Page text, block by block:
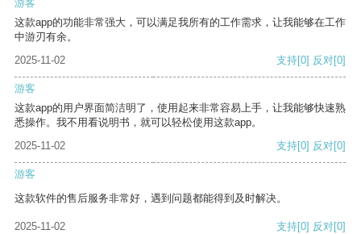
游客
这款app的功能非常强大，可以满足我所有的工作需求，让我能够在工作
中游刃有余。
2025-11-02
支持[0] 反对[0]
游客
这款app的用户界面简洁明了，使用起来非常容易上手，让我能够快速熟
悉操作。我不用看说明书，就可以轻松使用这款app。
2025-11-02
支持[0] 反对[0]
游客
这款软件的售后服务非常好，遇到问题都能得到及时解决。
2025-11-02 支持[0] 反对[0]